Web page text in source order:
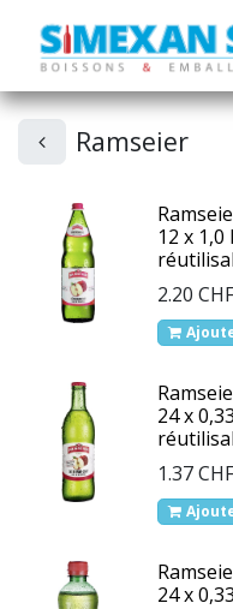
Ramseier
12 x
2.20 CHF
24 x
1.37CHF
24 x